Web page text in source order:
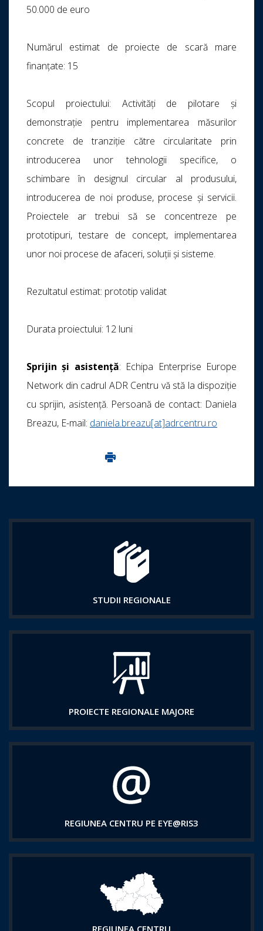
50.000 de euro
Numărul estimat de proiecte de scară mare
finanțate: 15
Scopul proiectului: Activități de pilotare și
demonstrație pentru implementarea măsurilor
concrete de tranziție către circularitate prin
introducerea unor tehnologii specifice, o
schimbare în designul circular al produsului,
introducerea de noi produse, procese și servicii.
Proiectele ar trebui să se concentreze pe
prototipuri, testare de concept, implementarea
unor noi procese de afaceri, soluții și sisteme.
Rezultatul estimat: prototip validat
Durata proiectului: 12 luni
Sprijin și asistență: Echipa Enterprise Europe
Network din cadrul ADR Centru vă stă la dispoziție
cu sprijin, asistență. Persoană de contact: Daniela
Breazu, E-mail: daniela.breazu[at]adrcentru.ro
Imprima aceasta pagina
STUDII REGIONALE
PROIECTE REGIONALE MAJORE
REGIUNEA CENTRU PE EYE@RIS3